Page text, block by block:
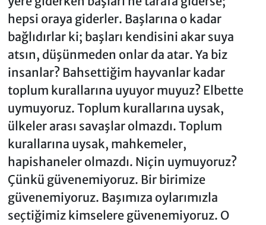
hepsi oraya giderler. Başlarına o kadar
bağlıdırlar ki; başları kendisini akar suya
atsın, düşünmeden onlar da atar. Ya biz
insanlar? Bahsettiğim hayvanlar kadar
toplum kurallarına uyuyor muyuz? Elbette
uymuyoruz. Toplum kurallarına uysak,
ülkeler arası savaşlar olmazdı. Toplum
kurallarına uysak, mahkemeler,
hapishaneler olmazdı. Niçin uymuyoruz?
Çünkü güvenemiyoruz. Bir birimize
güvenemiyoruz. Başımıza oylarımızla
seçtiğimiz kimselere güvenemiyoruz. O